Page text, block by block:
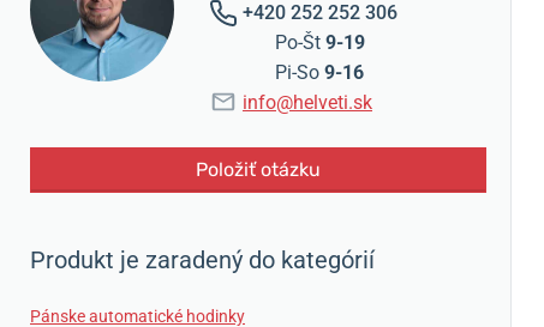
+420 252 252 306
Po-Št 9-19
Pi-So 9-16
info@helveti.sk
Položiť otázku
Produkt je zaradený do kategórií
Pánske automatické hodinky